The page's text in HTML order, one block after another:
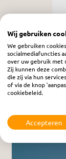
Meer
Wij gebruiken
We gebruiken
socialmediafuncties
over uw gebruik met
Zij kunnen deze
die zij via hun
of via de knop
cookiebeleid.
Accepteren